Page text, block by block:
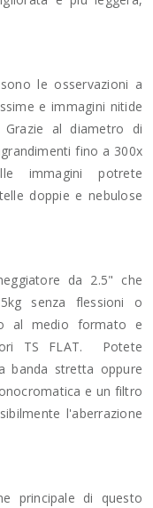
le osservazioni a
e immagini nitide
al diametro di
fino a 300x
immagini potrete
doppie e nebulose
da 2.5" che
senza flessioni o
al medio formato e
TS FLAT. Potete
banda stretta oppure
e un filtro
l'aberrazione
principale di questo